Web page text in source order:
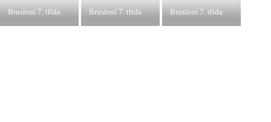
Bruslení 7. třída Bruslení 7. třída Bruslení 7. třída